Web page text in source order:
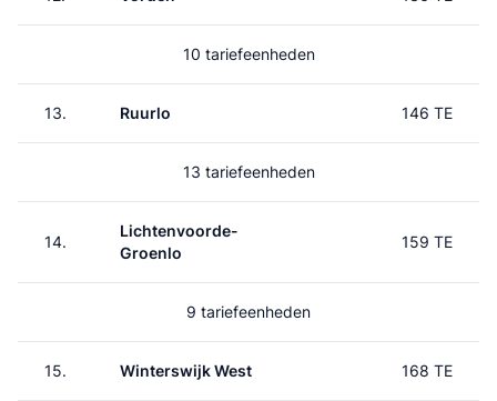
10 tariefeenheden
13. Ruurlo 146 TE
13 tariefeenheden
14.
Lichtenvoorde-
Groenlo
159 TE
9 tariefeenheden
15. Winterswijk West 168 TE